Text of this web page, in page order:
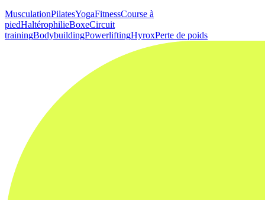
MusculationPilatesYogaFitnessCourse à
piedHaltérophilieBoxeCircuit
trainingBodybuildingPowerliftingHyroxPerte de poids